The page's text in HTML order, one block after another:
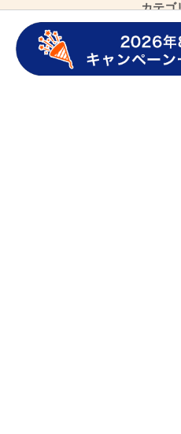
カテゴ
au PAYの使い方 ニュース・
キャッシュレス
au PAY